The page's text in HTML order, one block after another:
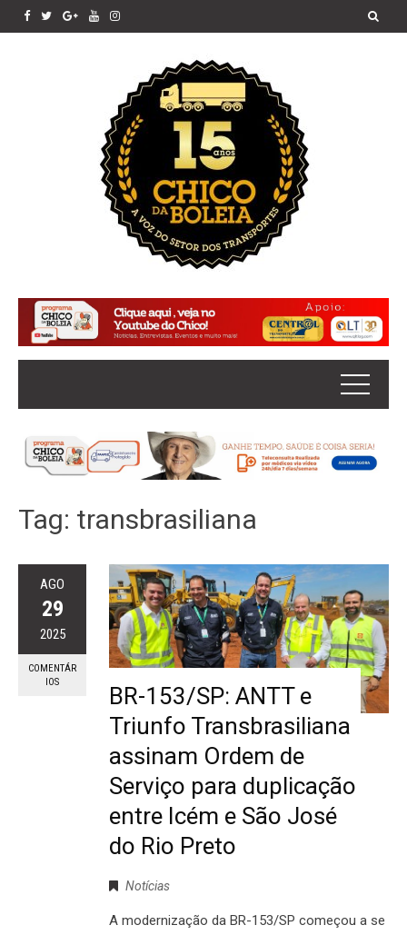
Tag: transbrasiliana
AGO
29
2025
COMENTÁR
IOS
BR-153/SP: ANTT e
Triunfo Transbrasiliana
assinam Ordem de
Serviço para duplicação
entre Icém e São José
do Rio Preto
Notícias
A modernização da BR-153/SP começou a se